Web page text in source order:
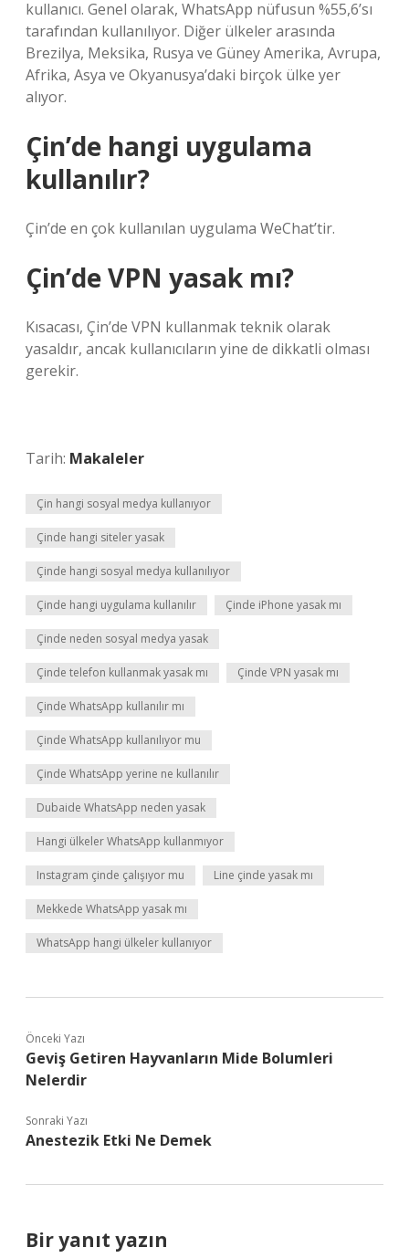
kullanıcı. Genel olarak, WhatsApp nüfusun %55,6’sı
tarafından kullanılıyor. Diğer ülkeler arasında
Brezilya, Meksika, Rusya ve Güney Amerika, Avrupa,
Afrika, Asya ve Okyanusya’daki birçok ülke yer
alıyor.
Çin’de hangi uygulama
kullanılır?
Çin’de en çok kullanılan uygulama WeChat’tir.
Çin’de VPN yasak mı?
Kısacası, Çin’de VPN kullanmak teknik olarak
yasaldır, ancak kullanıcıların yine de dikkatli olması
gerekir.
Tarih: Makaleler
Çin hangi sosyal medya kullanıyor
Çinde hangi siteler yasak
Çinde hangi sosyal medya kullanılıyor
Çinde hangi uygulama kullanılır Çinde iPhone yasak mı
Çinde neden sosyal medya yasak
Çinde telefon kullanmak yasak mı Çinde VPN yasak mı
Çinde WhatsApp kullanılır mı
Çinde WhatsApp kullanılıyor mu
Çinde WhatsApp yerine ne kullanılır
Dubaide WhatsApp neden yasak
Hangi ülkeler WhatsApp kullanmıyor
Instagram çinde çalışıyor mu Line çinde yasak mı
Mekkede WhatsApp yasak mı
WhatsApp hangi ülkeler kullanıyor
Önceki Yazı
Geviş Getiren Hayvanların Mide Bolumleri
Nelerdir
Sonraki Yazı
Anestezik Etki Ne Demek
Bir yanıt yazın